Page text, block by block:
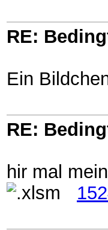
RE:
Ein
RE:
hir mal